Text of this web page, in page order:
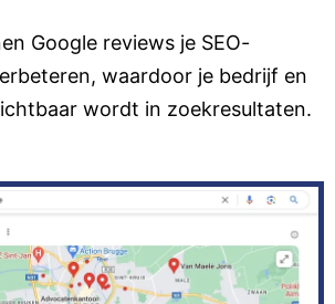
Google reviews je SEO-
waardoor je bedrijf en
wordt in zoekresultaten.